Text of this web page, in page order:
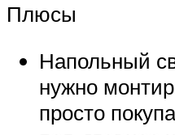
Плюсы
Напольный
нужно
просто